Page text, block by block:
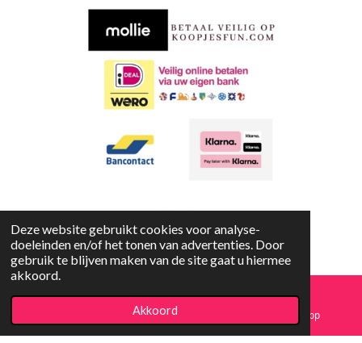
Deze website gebruikt cookies voor analyse-
doeleinden en/of het tonen van advertenties. Door
gebruik te blijven maken van de site gaat u hiermee
akkoord.
Akkoord
A
Copyright
Facebook WhatsApp